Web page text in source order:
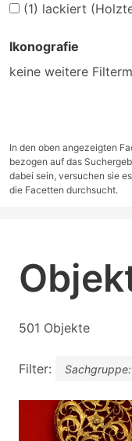
(1) lackiert
Ikonografie
keine weitere
In den oben angezeigten
bezogen auf das
dabei sein, versuchen sie
die Facetten durchsucht.
501 Objekte
Filter: Sachgruppe: